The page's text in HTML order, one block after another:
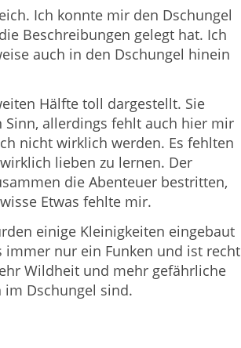
Ich konnte mir den Dschungel
Beschreibungen gelegt hat. Ich
auch in den Dschungel hinein
Hälfte toll dargestellt. Sie
Sinn, allerdings fehlt auch hier mir
nicht wirklich werden. Es fehlten
lieben zu lernen. Der
die Abenteuer bestritten,
Etwas fehlte mir.
einige Kleinigkeiten eingebaut
nur ein Funken und ist recht
Wildheit und mehr gefährliche
Dschungel sind.